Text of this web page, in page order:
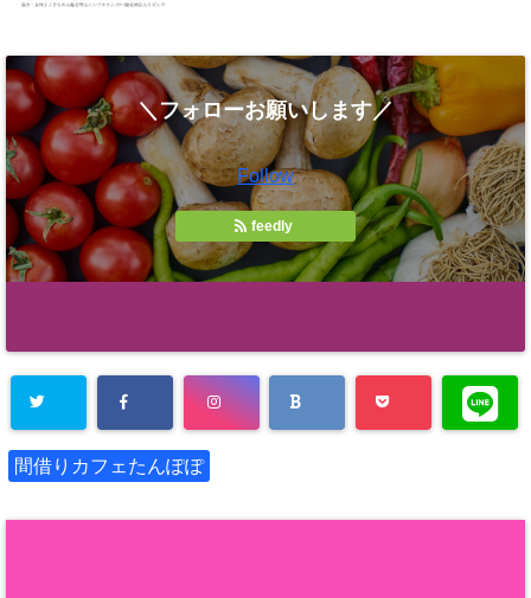
＼フォローお願いします／
Follow
feedly
間借りカフェたんぽぽ